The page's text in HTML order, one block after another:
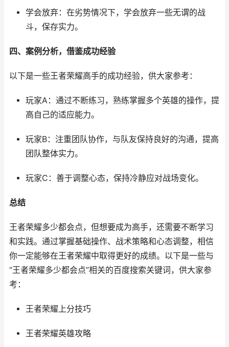
学会放弃：在劣势情况下，学会放弃一些无谓的战
斗，保存实力。
四、案例分析，借鉴成功经验
以下是一些王者荣耀高手的成功经验，供大家参考：
玩家A：通过不断练习，熟练掌握多个英雄的操作，提
高自己的适应能力。
玩家B：注重团队协作，与队友保持良好的沟通，提高
团队整体实力。
玩家C：善于调整心态，保持冷静应对战场变化。
总结
王者荣耀多少都会点，但想要成为高手，还需要不断学习
和实践。通过掌握基础操作、战术策略和心态调整，相信
你一定能够在王者荣耀中取得更好的成绩。以下是一些与
“王者荣耀多少都会点”相关的百度搜索关键词，供大家参
考：
王者荣耀上分技巧
王者荣耀英雄攻略